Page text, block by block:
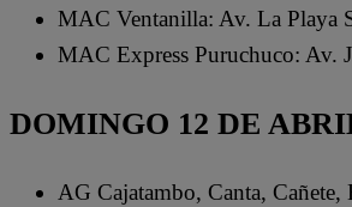
MAC Ventanilla: Av. La Playa
MAC Express Puruchuco: Av.
DOMINGO 12 DE
AG Cajatambo, Canta,